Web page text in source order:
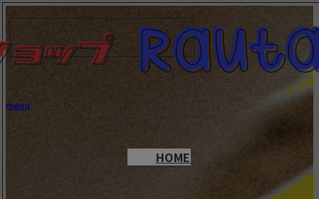
menu
HOME